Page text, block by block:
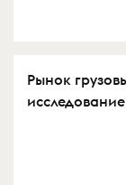
Рынок